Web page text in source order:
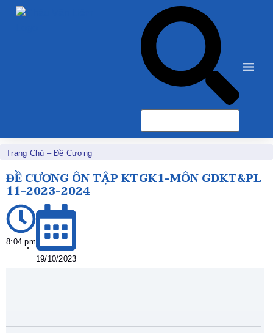
Trang Chủ –Đề Cương
ĐỀ CƯƠNG ÔN TẬP KTGK1-MÔN GDKT&PL
11-2023-2024
8:04 pm
19/10/2023